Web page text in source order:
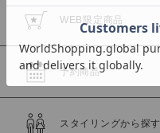
WEB限定商品
予約商品
スタイリングから探す